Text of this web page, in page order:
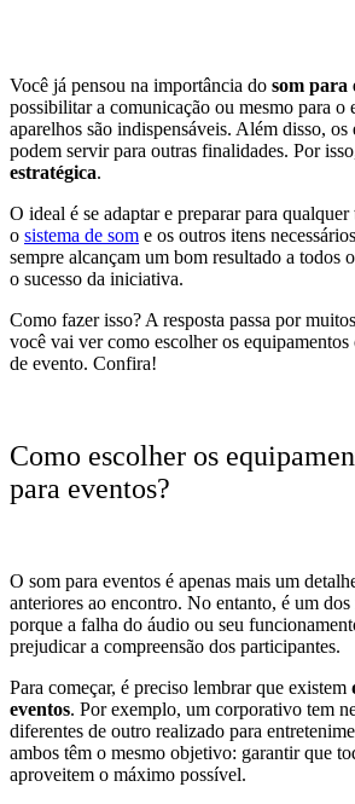
Você já pensou na importância do som para
possibilitar a comunicação ou mesmo para o
aparelhos são indispensáveis. Além disso,
podem servir para outras finalidades. Por
estratégica.
O ideal é se adaptar e preparar para
o sistema de som e os outros itens
sempre alcançam um bom resultado a todos
o sucesso da iniciativa.
Como fazer isso? A resposta passa por
você vai ver como escolher os equipamentos
de evento. Confira!
Como escolher os
para eventos?
O som para eventos é apenas mais um
anteriores ao encontro. No entanto, é um
porque a falha do áudio ou seu
prejudicar a compreensão dos participantes.
Para começar, é preciso lembrar que existem
eventos. Por exemplo, um corporativo tem
diferentes de outro realizado para
ambos têm o mesmo objetivo: garantir que
aproveitem o máximo possível.